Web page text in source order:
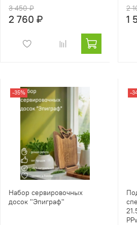
3 450 ₽
2 760 ₽
2
1
-35%
Набор сервировочных
досок "Эпиграф"
-